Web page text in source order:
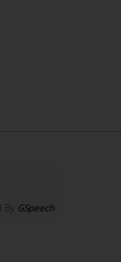
By GSpeech